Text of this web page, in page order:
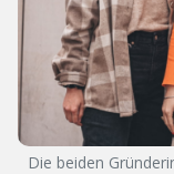
Die beiden